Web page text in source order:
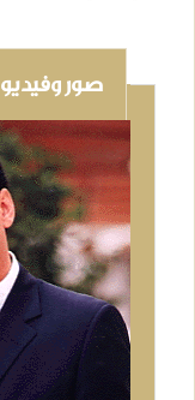
صور وفيديو